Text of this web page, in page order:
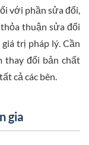
với phần sửa đổi,
thuận sửa đổi
trị pháp lý. Cần
thay đổi bản chất
cả các bên.
gia